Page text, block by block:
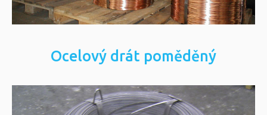
Ocelový drát poměděný
tyčích.
Více informací